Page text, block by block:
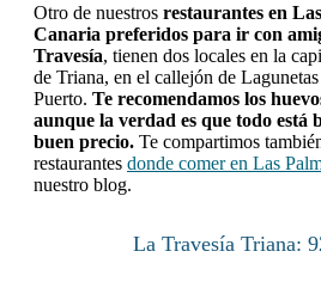
Otro de nuestros restaurantes en
Canaria preferidos para ir con
Travesía, tienen dos locales en la
de Triana, en el callejón de
Puerto. Te recomendamos los
aunque la verdad es que todo está
buen precio. Te compartimos
restaurantes donde comer en Las
nuestro blog.
La Travesía Triana: